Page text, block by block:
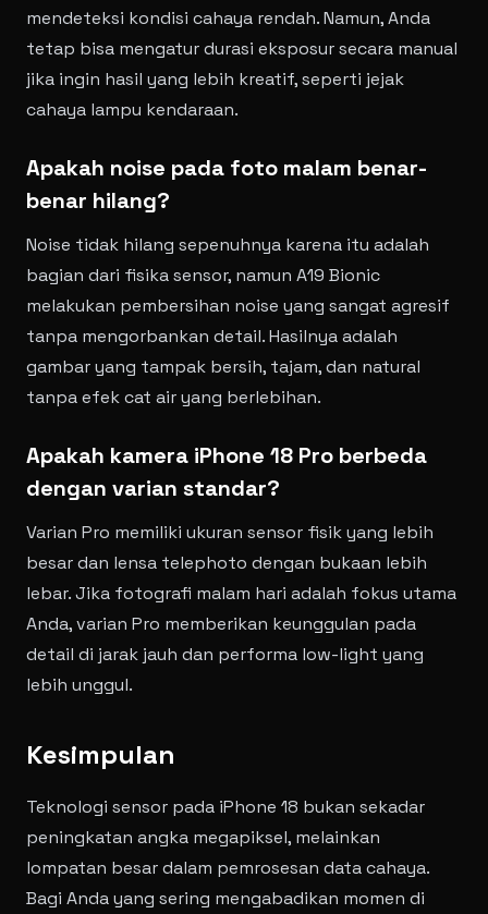
mendeteksi kondisi cahaya rendah. Namun, Anda
tetap bisa mengatur durasi eksposur secara manual
jika ingin hasil yang lebih kreatif, seperti jejak
cahaya lampu kendaraan.
Apakah noise pada foto malam benar-
benar hilang?
Noise tidak hilang sepenuhnya karena itu adalah
bagian dari fisika sensor, namun A19 Bionic
melakukan pembersihan noise yang sangat agresif
tanpa mengorbankan detail. Hasilnya adalah
gambar yang tampak bersih, tajam, dan natural
tanpa efek cat air yang berlebihan.
Apakah kamera iPhone 18 Pro berbeda
dengan varian standar?
Varian Pro memiliki ukuran sensor fisik yang lebih
besar dan lensa telephoto dengan bukaan lebih
lebar. Jika fotografi malam hari adalah fokus utama
Anda, varian Pro memberikan keunggulan pada
detail di jarak jauh dan performa low-light yang
lebih unggul.
Kesimpulan
Teknologi sensor pada iPhone 18 bukan sekadar
peningkatan angka megapiksel, melainkan
lompatan besar dalam pemrosesan data cahaya.
Bagi Anda yang sering mengabadikan momen di